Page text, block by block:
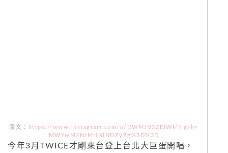
原文：
https://www.instagram.com/p/DWMJV3ZElWI/?igsh=
MWYwM2NrMHNlNDZyZg%3D%3D
今年3月TWICE才剛來台登上台北大巨蛋開唱，